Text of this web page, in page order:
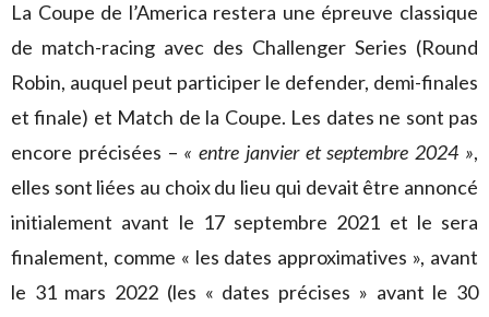
La Coupe de l’America restera une épreuve classique
de match-racing avec des Challenger Series (Round
Robin, auquel peut participer le defender, demi-finales
et finale) et Match de la Coupe. Les dates ne sont pas
encore précisées – « entre janvier et septembre 2024 »,
elles sont liées au choix du lieu qui devait être annoncé
initialement avant le 17 septembre 2021 et le sera
finalement, comme « les dates approximatives », avant
le 31 mars 2022 (les « dates précises » avant le 30